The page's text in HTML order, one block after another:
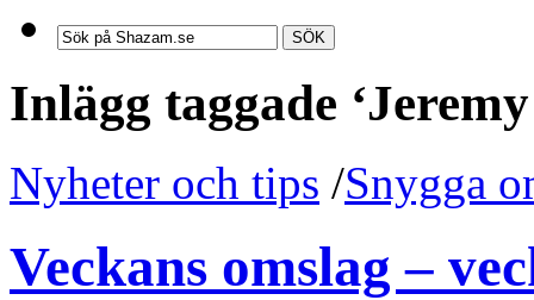
SÖK
Inlägg taggade
Nyheter och tips /Snygga
Veckans omslag –